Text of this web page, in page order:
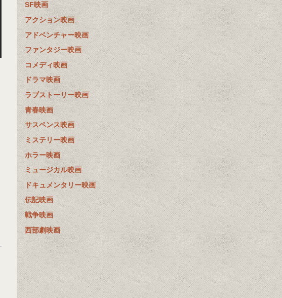
SF映画
アクション映画
アドベンチャー映画
ファンタジー映画
コメディ映画
ドラマ映画
ラブストーリー映画
青春映画
サスペンス映画
ミステリー映画
ホラー映画
ミュージカル映画
ドキュメンタリー映画
伝記映画
戦争映画
西部劇映画